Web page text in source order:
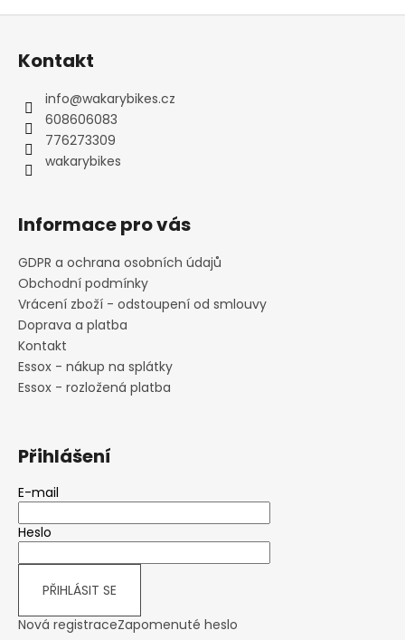
e
e
FAVORIT
PÁNSKÝ
REDESIGN
SPORT
WAKARY
800
Kč
Z
Kontakt
info@wakarybikes.cz
608606083
776273309
wakarybikes
Informace pro vás
GDPR a ochrana osobních údajů
Obchodní podmínky
Vrácení zboží - odstoupení od smlouvy
Doprava a platba
Kontakt
Essox - nákup na splátky
Essox - rozložená platba
Přihlášení
E-mail
Heslo
PŘIHLÁSIT SE
Nová registraceZapomenuté heslo